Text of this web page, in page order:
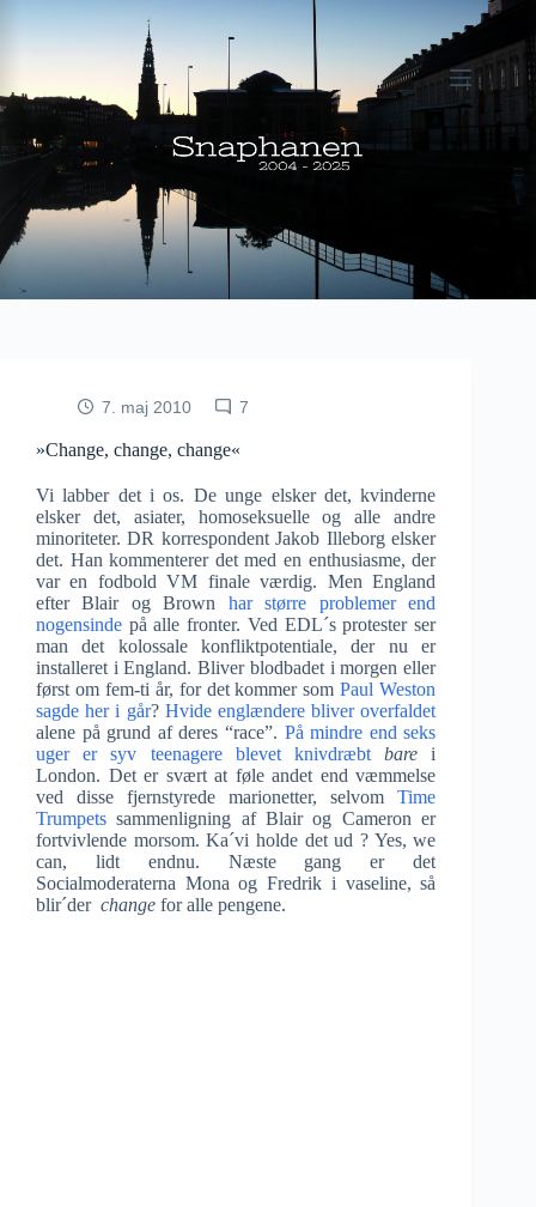
7. maj 2010 7
»Change, change, change«
Vi labber det i os. De unge elsker det, kvinderne
elsker det, asiater, homoseksuelle og alle andre
minoriteter. DR korrespondent Jakob Illeborg elsker
det. Han kommenterer det med en enthusiasme, der
var en fodbold VM finale værdig. Men England
efter Blair og Brown har større problemer end
nogensinde på alle fronter. Ved EDL´s protester ser
man det kolossale konfliktpotentiale, der nu er
installeret i England. Bliver blodbadet i morgen eller
først om fem-ti år, for det kommer somPaul Weston
sagde her i går? Hvide englændere bliver overfaldet
alene på grund af deres “race”. På mindre end seks
uger er syv teenagere blevet knivdræbt
bare i
London. Det er svært at føle andet end væmmelse
ved disse fjernstyrede marionetter, selvomTime
Trumpets sammenligning af Blair og Cameron er
fortvivlende morsom. Ka´vi holde det ud ? Yes, we
can, lidt endnu. Næste gang er det
Socialmoderaterna Mona og Fredrik i vaseline, så
blir´der change for alle pengene.